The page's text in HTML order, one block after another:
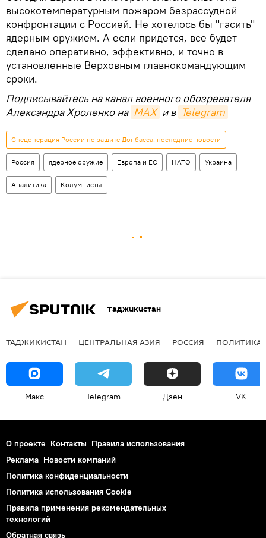
высокотемпературным пожаром безрассудной
конфронтации с Россией. Не хотелось бы "гасить"
ядерным оружием. А если придется, все будет
сделано оперативно, эффективно, и точно в
установленные Верховным главнокомандующим
сроки.
Подписывайтесь на канал военного обозревателя
Александра Хроленко на MAX и в Telegram
Спецоперация России по защите Донбасса: последние новости
Россия ядерное оружие Европа и ЕС НАТО Украина
Аналитика Колумнисты
Таджикистан
ТАДЖИКИСТАН ЦЕНТРАЛЬНАЯ АЗИЯ РОССИЯ ПОЛИТИКА
Макс Telegram Дзен VK
О проекте Контакты Правила использования
Реклама Новости компаний
Политика конфиденциальности
Политика использования Cookie
Правила применения рекомендательных
технологий
Обратная связь